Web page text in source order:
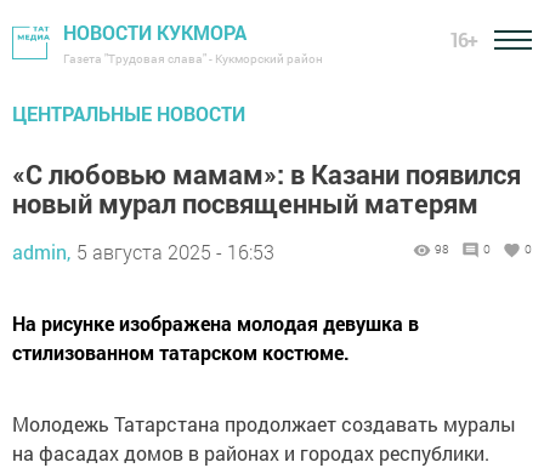
НОВОСТИ КУКМОРА
Газета "Трудовая слава" - Кукморский район
16+
ЦЕНТРАЛЬНЫЕ НОВОСТИ
«С любовью мамам»: в Казани появился
новый мурал посвященный матерям
admin, 5 августа 2025 - 16:53 98 0 0
На рисунке изображена молодая девушка в
стилизованном татарском костюме.
Молодежь Татарстана продолжает создавать муралы
на фасадах домов в районах и городах республики.